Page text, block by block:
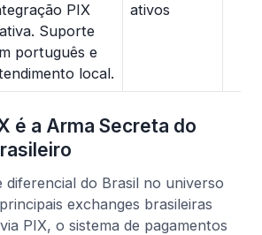
PIX
Suporte
português e
local.
ativos
é a Arma Secreta do
diferencial do Brasil no universo
exchanges brasileiras
PIX, o sistema de pagamentos